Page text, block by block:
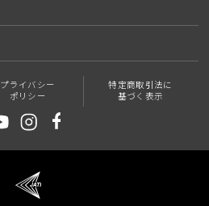
プライバシー
ポリシー
特定商取引法に
基づく表示